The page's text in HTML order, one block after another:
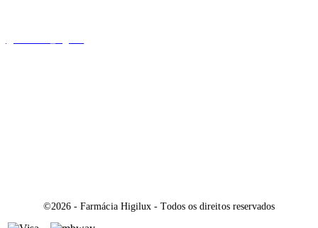
©2026 - Farmácia Higilux - Todos os direitos reservados